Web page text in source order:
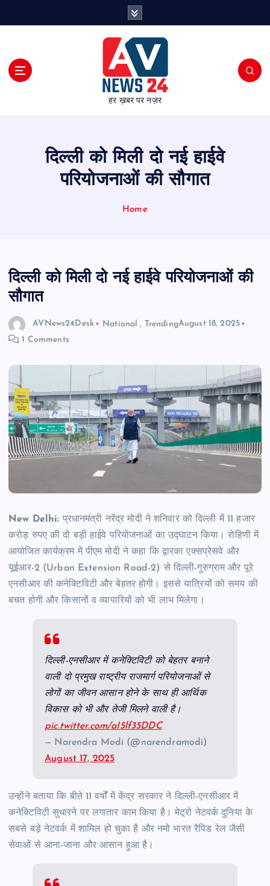
हर ख़बर पर नज़र
दिल्ली को मिली दो नई हाईवे
परियोजनाओं की सौगात
Home
दिल्ली को मिली दो नई हाईवे परियोजनाओं की
सौगात
AVNews24Desk National , TrendingAugust 18, 2025
1 Comments
New Delhi: प्रधानमंत्री नरेंद्र मोदी ने शनिवार को दिल्ली में 11 हजार
करोड़ रुपए की दो बड़ी हाईवे परियोजनाओं का उद्घाटन किया। रोहिणी में
आयोजित कार्यक्रम में पीएम मोदी ने कहा कि द्वारका एक्सप्रेसवे और
यूईआर-2 (Urban Extension Road-2) से दिल्ली-गुरुग्राम और पूरे
एनसीआर की कनेक्टिविटी और बेहतर होगी। इससे यात्रियों को समय की
बचत होगी और किसानों व व्यापारियों को भी लाभ मिलेगा।
दिल्ली-एनसीआर में कनेक्टिविटी को बेहतर बनाने
वाली दो प्रमुख राष्ट्रीय राजमार्ग परियोजनाओं से
लोगों का जीवन आसान होने के साथ ही आर्थिक
विकास को भी और तेजी मिलने वाली है।
pic.twitter.com/aI5lf35DDC
— Narendra Modi (@narendramodi)
August 17, 2025
उन्होंने बताया कि बीते 11 वर्षों में केंद्र सरकार ने दिल्ली-एनसीआर में
कनेक्टिविटी सुधारने पर लगातार काम किया है। मेट्रो नेटवर्क दुनिया के
सबसे बड़े नेटवर्क में शामिल हो चुका है और नमो भारत रैपिड रेल जैसी
सेवाओं से आना-जाना और आसान हुआ है।